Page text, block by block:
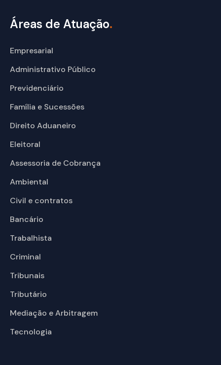
Áreas de Atuação.
Empresarial
Administrativo Público
Previdenciário
Família e Sucessões
Direito Aduaneiro
Eleitoral
Assessoria de Cobrança
Ambiental
Civil e contratos
Bancário
Trabalhista
Criminal
Tribunais
Tributário
Mediação e Arbitragem
Tecnologia